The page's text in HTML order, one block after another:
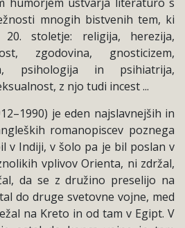
mnogih bistvenih tem, ki
stoletje: religija, herezija,
zgodovina, gnosticizem,
psihologija in psihiatrija,
z njo tudi incest ...
je eden najslavnejših in
romanopiscev poznega
v Indiji, v šolo pa je bil poslan v
vplivov Orienta, ni zdržal,
da se z družino preselijo na
do druge svetovne vojne, med
na Kreto in od tam v Egipt. V